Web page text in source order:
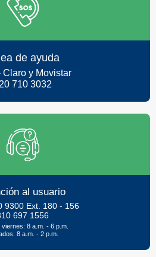
de ayuda
Claro y Movistar
710 3032
al usuario
9300 Ext. 180 - 156
697 1556
8 a.m. - 6 p.m.
8 a.m. - 2 p.m.